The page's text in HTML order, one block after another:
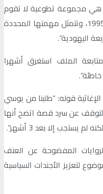
هي مجموعة تطوعية لا تقوم
بأعمال الطب الشرعي تأسست عام 1995، وتتمثل مهمتها المحددة
اليهودية”.
الملف استغرق أشهرا
قوله: “طلبنا من يوسي
عن سرد قصة اتضح أنها
المفضوحة عن العنف
لتعزيز الأجندات السياسية